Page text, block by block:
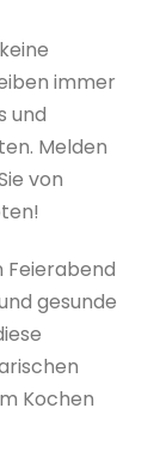
immer
und
Melden
von
Feierabend
gesunde
Kochen